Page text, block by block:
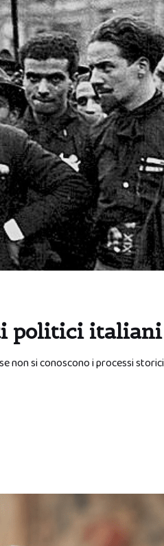
politici italiani
non si conoscono i processi